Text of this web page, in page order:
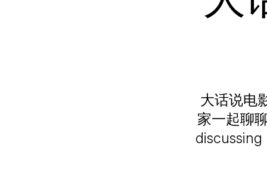
大话说电
家一起聊